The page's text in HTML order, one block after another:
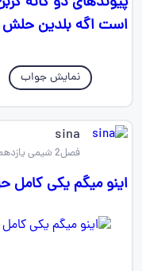
است اگه بلدین
نمایش جواب
sina
فصل2 شیمی یازدهم
اینو میگم یکی کامل